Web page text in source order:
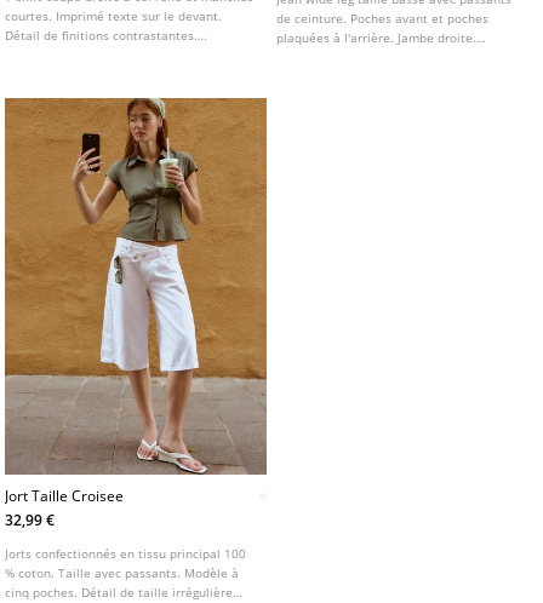
courtes. Imprimé texte sur le devant.
Détail de finitions contrastantes.
de ceinture. Poches avant et poches
plaquées à l'arrière. Jambe droite.
Jort Taille Croisee
32,99 €
Jorts confectionnés en tissu principal 100
% coton. Taille avec passants. Modèle à
cinq poches. Détail de taille irrégulière